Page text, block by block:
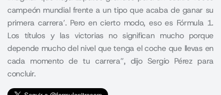
campeón mundial frente a un tipo que acaba de ganar su
primera carrera’. Pero en cierto modo, eso es Fórmula 1.
Los títulos y las victorias no significan mucho porque
depende mucho del nivel que tenga el coche que llevas en
cada momento de tu carrera”, dijo Sergio Pérez para
concluir.